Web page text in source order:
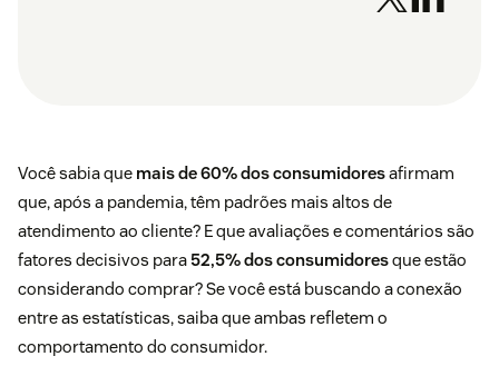
Você sabia que mais de 60% dos consumidoresafirmam
que, após a pandemia, têm padrões mais altos de
atendimento ao cliente? E que avaliações e comentários são
fatores decisivos para 52,5% dos consumidoresque estão
considerando comprar? Se você está buscando a conexão
entre as estatísticas, saiba que ambas refletem o
comportamento do consumidor.